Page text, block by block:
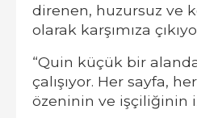
direnen, huzursuz ve
olarak karşımıza
“Quin küçük bir
çalışıyor. Her sayfa,
özeninin ve işçiliğinin